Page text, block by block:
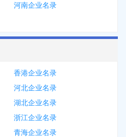
河南企业名录
香港企业名录
河北企业名录
湖北企业名录
浙江企业名录
青海企业名录